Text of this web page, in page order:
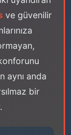
ve güvenilir
aynı anda
bir